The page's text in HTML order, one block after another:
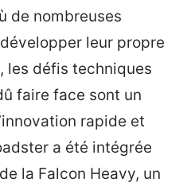
de nombreuses
leur propre
les défis techniques
faire face sont un
rapide et
a été intégrée
la Falcon Heavy, un